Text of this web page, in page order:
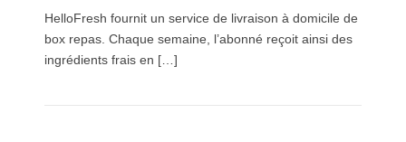
HelloFresh fournit un service de livraison à domicile de
box repas. Chaque semaine, l’abonné reçoit ainsi des
ingrédients frais en […]